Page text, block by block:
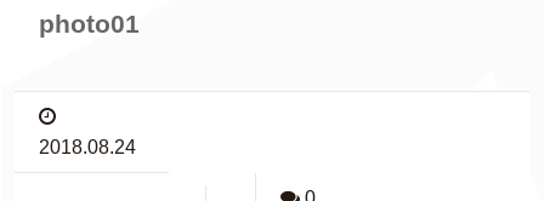
photo01
2018.08.24